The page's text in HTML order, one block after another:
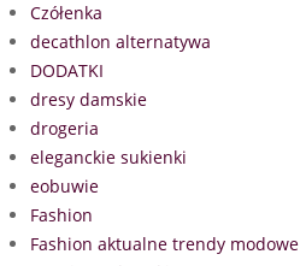
Czółenka
decathlon alternatywa
DODATKI
dresy damskie
drogeria
eleganckie sukienki
eobuwie
Fashion
Fashion aktualne trendy modowe